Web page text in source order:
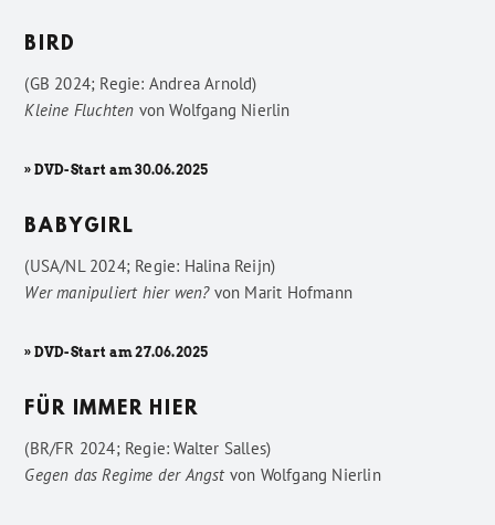
BIRD
(GB 2024; Regie: Andrea Arnold)
Kleine Fluchten vonWolfgang Nierlin
» DVD-Start am 30.06.2025
BABYGIRL
(USA/NL 2024; Regie: Halina Reijn)
Wer manipuliert hier wen?von Marit Hofmann
» DVD-Start am 27.06.2025
FÜR IMMER HIER
(BR/FR 2024; Regie: Walter Salles)
Gegen das Regime der Angstvon Wolfgang Nierlin